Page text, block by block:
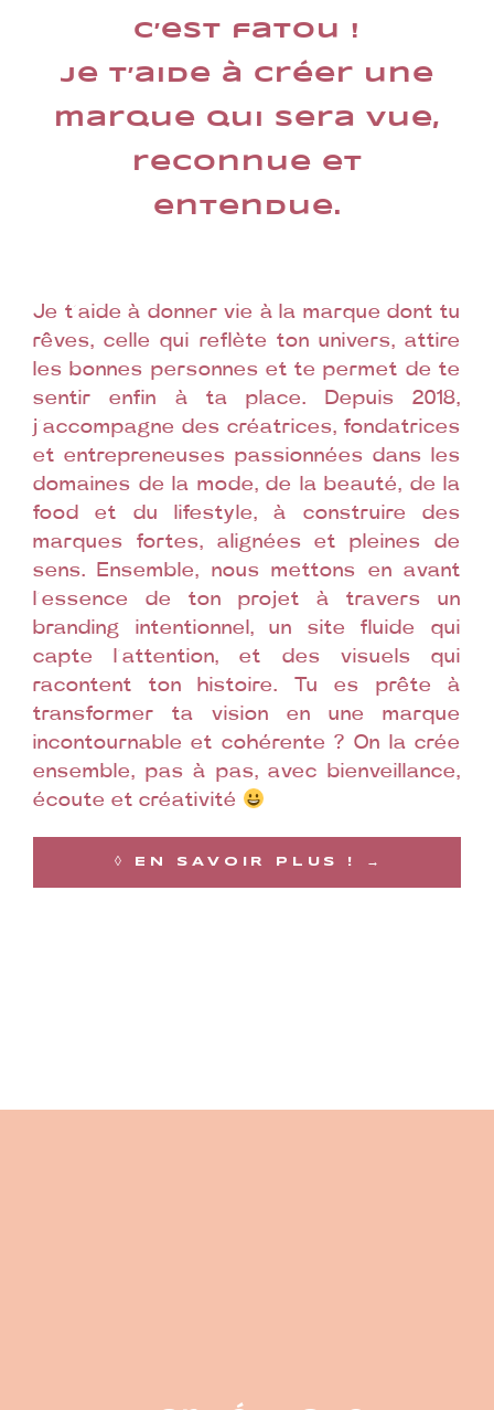
c’est fatou !
Je t’aide à créer une
marque qui sera vue,
reconnue et
entendue.
Je t’aide à donner vie à la marque dont tu
rêves, celle qui reflète ton univers, attire
les bonnes personnes et te permet de te
sentir enfin à ta place. Depuis 2018,
j’accompagne des créatrices, fondatrices
et entrepreneuses passionnées dans les
domaines de la mode, de la beauté, de la
food et du lifestyle, à construire des
marques fortes, alignées et pleines de
sens. Ensemble, nous mettons en avant
l’essence de ton projet à travers un
branding intentionnel, un site fluide qui
capte l’attention, et des visuels qui
racontent ton histoire. Tu es prête à
transformer ta vision en une marque
incontournable et cohérente ? On la crée
ensemble, pas à pas, avec bienveillance,
écoute et créativité
◊ EN SAVOIR PLUS ! →